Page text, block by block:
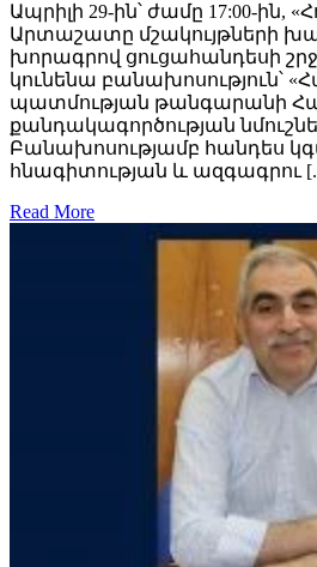
Ապրիլի 29-ին՝ ժամը 17:00-ին,
Արտաշատը մշակույթների
խորագրով ցուցահանդեսի
կունենա բանախոսություն՝
պատմության թանգարանի
քանդակագործության
Բանախոսությամբ հանդես
հնագիտության և ազգագրու
Read More